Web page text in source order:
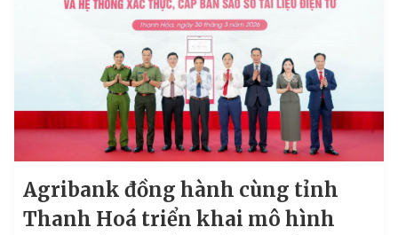
Agribank đồng hành cùng tỉnh
Thanh Hoá triển khai mô hình